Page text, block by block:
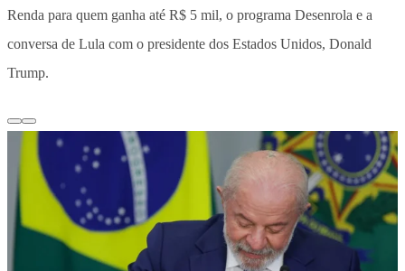
Renda para quem ganha até R$ 5 mil, o programa Desenrola e a
conversa de Lula com o presidente dos Estados Unidos, Donald
Trump.